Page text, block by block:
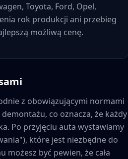
Toyota, Ford, Opel,
rok produkcji ani przebieg
możliwą cenę.
z obowiązującymi normami
co oznacza, że każdy
Po przyjęciu auta wystawiamy
które jest niezbędne do
być pewien, że cała